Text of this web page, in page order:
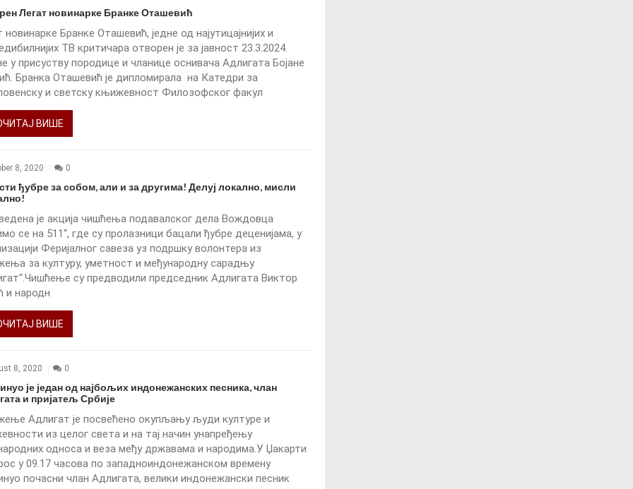
Легат новинарке Бранке Оташевић
новинарке Бранке Оташевић, једне од најутицајнијих и
ТВ критичара отворен је за јавност 23.3.2024.
у присуству породице и чланице оснивача Адлигата Бојане
Бранка Оташевић је дипломирала на Катедри за
и светску књижевност Филозофског факул
ВИШЕ
8, 2020 0
ђубре за собом, али и за другима! Делуј локално, мисли
је акција чишћења подавалског дела Вождовца
се на 511“, где су пролазници бацали ђубре деценијама, у
Феријалног савеза уз подршку волонтера из
за културу, уметност и међународну сарадњу
су предводили председник Адлигата Виктор
и народн
ВИШЕ
8, 2020 0
је један од најбољих индонежанских песника, члан
и пријатељ Србије
Адлигат је посвећено окупљању људи културе и
из целог света и на тај начин унапређењу
односа и веза међу државама и народима.У Џакарти
у 09.17 часова по западноиндонежанском времену
почасни члан Адлигата, велики индонежански песник